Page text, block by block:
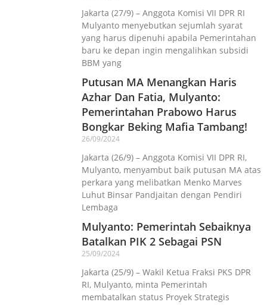
Jakarta (27/9) – Anggota Komisi VII DPR RI
Mulyanto menyebutkan sejumlah syarat
yang harus dipenuhi apabila Pemerintahan
baru ke depan ingin mengalihkan subsidi
BBM yang
Putusan MA Menangkan Haris
Azhar Dan Fatia, Mulyanto:
Pemerintahan Prabowo Harus
Bongkar Beking Mafia Tambang!
26/09/2024
Jakarta (26/9) – Anggota Komisi VII DPR RI,
Mulyanto, menyambut baik putusan MA atas
perkara yang melibatkan Menko Marves
Luhut Binsar Pandjaitan dengan Pendiri
Lembaga
Mulyanto: Pemerintah Sebaiknya
Batalkan PIK 2 Sebagai PSN
25/09/2024
Jakarta (25/9) – Wakil Ketua Fraksi PKS DPR
RI, Mulyanto, minta Pemerintah
membatalkan status Proyek Strategis